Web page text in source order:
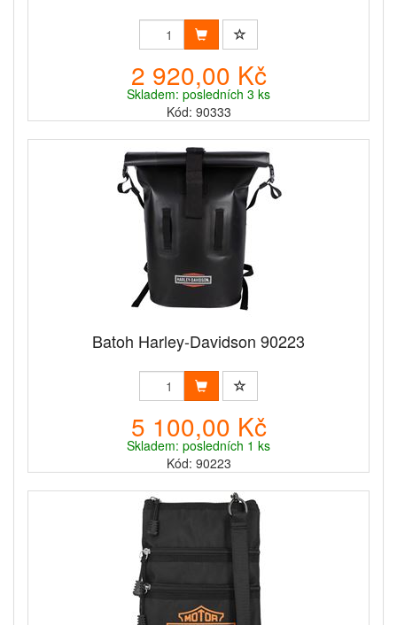
2 920,00 Kč
Skladem: posledních 3 ks
Kód: 90333
Batoh Harley-Davidson 90223
5 100,00 Kč
Skladem: posledních 1 ks
Kód: 90223